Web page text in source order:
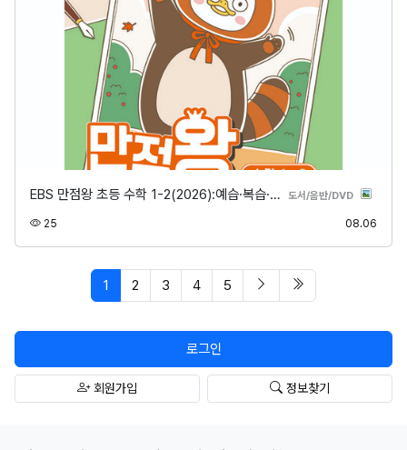
EBS 만점왕 초등 수학 1-2(2026):예습·복습·… 도서/음반/DVD분류
25 08.06
1 페이지 현재
2 3 4 5 다음 페이지
로그인
회원가입 정보찾기